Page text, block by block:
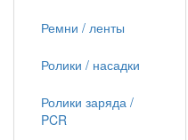
Ремни / ленты
Ролики / насадки
Ролики заряда /
PCR